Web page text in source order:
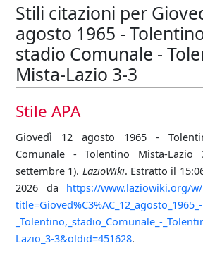
Stili citazioni per
agosto 1965 -
stadio Comunale -
Mista-Lazio 3-3
Stile APA
Giovedì 12 agosto 1965 -
Comunale - Tolentino Mista-Lazio
settembre 1). LazioWiki. Estratto il
2026 da https://www.laziowiki.org/
title=Gioved%C3%AC_12_agosto_1965_-
_Tolentino,_stadio_Comunale_-
Lazio_3-3&oldid=451628.